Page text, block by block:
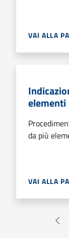
VAI ALLA
elementi
da più
VAI ALLA